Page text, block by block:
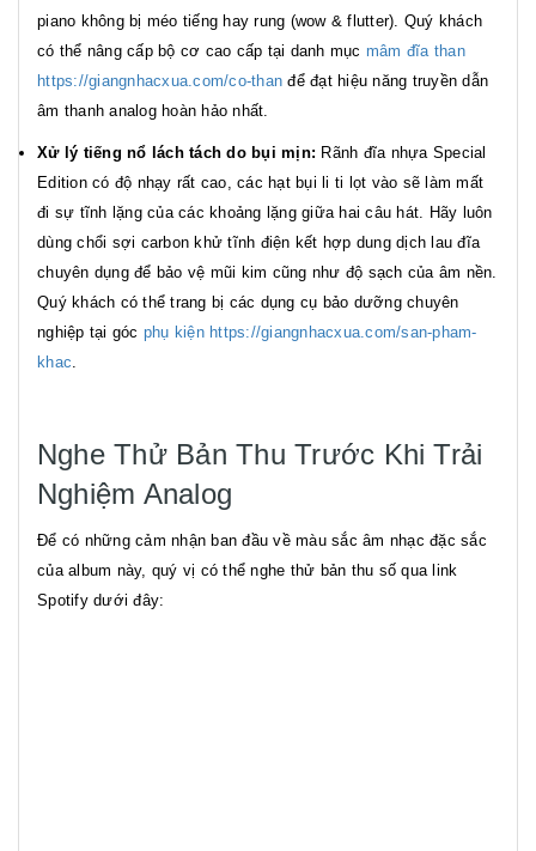
piano không bị méo tiếng hay rung (wow & flutter). Quý khách
có thể nâng cấp bộ cơ cao cấp tại danh mục mâm đĩa than
https://giangnhacxua.com/co-than để đạt hiệu năng truyền dẫn
âm thanh analog hoàn hảo nhất.
Xử lý tiếng nổ lách tách do bụi mịn: Rãnh đĩa nhựa Special
Edition có độ nhạy rất cao, các hạt bụi li ti lọt vào sẽ làm mất
đi sự tĩnh lặng của các khoảng lặng giữa hai câu hát. Hãy luôn
dùng chổi sợi carbon khử tĩnh điện kết hợp dung dịch lau đĩa
chuyên dụng để bảo vệ mũi kim cũng như độ sạch của âm nền.
Quý khách có thể trang bị các dụng cụ bảo dưỡng chuyên
nghiệp tại góc phụ kiện https://giangnhacxua.com/san-pham-
khac.
Nghe Thử Bản Thu Trước Khi Trải
Nghiệm Analog
Để có những cảm nhận ban đầu về màu sắc âm nhạc đặc sắc
của album này, quý vị có thể nghe thử bản thu số qua link
Spotify dưới đây: